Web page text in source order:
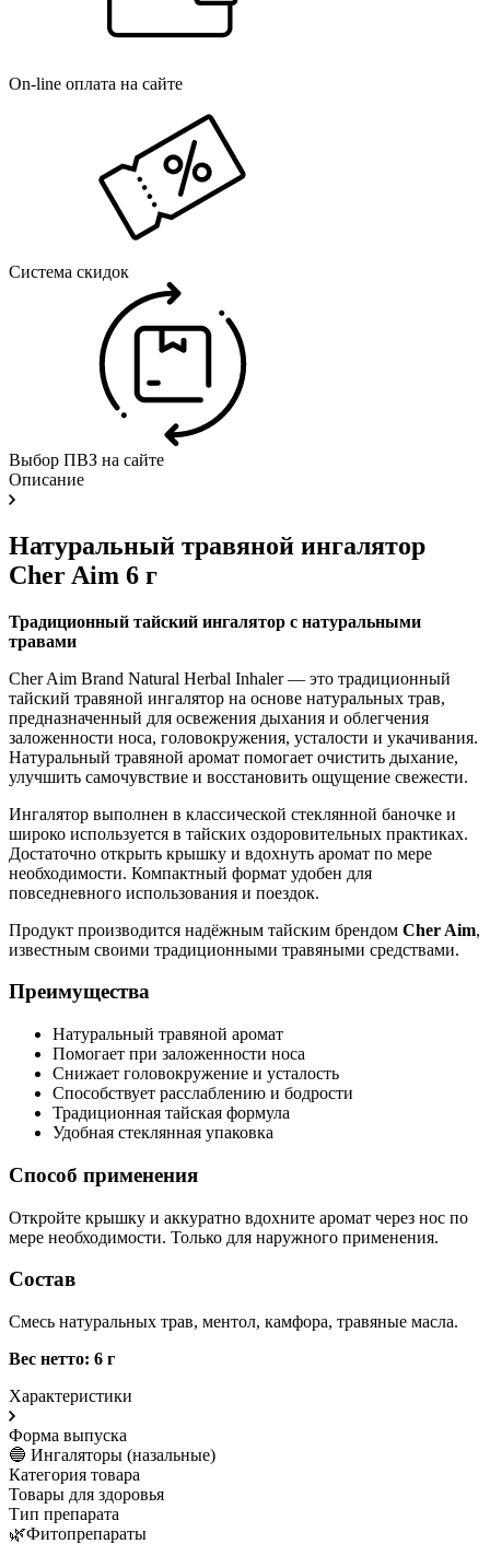
On-line оплата на сайте
Система скидок
Выбор ПВЗ на сайте
Описание
Натуральный травяной ингалятор
Cher Aim 6 г
Традиционный тайский ингалятор с натуральными
травами
Cher Aim Brand Natural Herbal Inhaler — это традиционный
тайский травяной ингалятор на основе натуральных трав,
предназначенный для освежения дыхания и облегчения
заложенности носа, головокружения, усталости и укачивания.
Натуральный травяной аромат помогает очистить дыхание,
улучшить самочувствие и восстановить ощущение свежести.
Ингалятор выполнен в классической стеклянной баночке и
широко используется в тайских оздоровительных практиках.
Достаточно открыть крышку и вдохнуть аромат по мере
необходимости. Компактный формат удобен для
повседневного использования и поездок.
Продукт производится надёжным тайским брендом Cher Aim,
известным своими традиционными травяными средствами.
Преимущества
Натуральный травяной аромат
Помогает при заложенности носа
Снижает головокружение и усталость
Способствует расслаблению и бодрости
Традиционная тайская формула
Удобная стеклянная упаковка
Способ применения
Откройте крышку и аккуратно вдохните аромат через нос по
мере необходимости. Только для наружного применения.
Состав
Смесь натуральных трав, ментол, камфора, травяные масла.
Вес нетто: 6 г
Характеристики
Форма выпуска
🔵 Ингаляторы (назальные)
Категория товара
Товары для здоровья
Тип препарата
🌿Фитопрепараты